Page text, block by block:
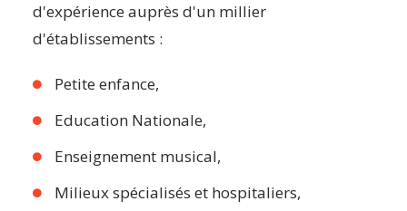
d'expérience auprès d'un millier
d'établissements :
Petite enfance,
Education Nationale,
Enseignement musical,
Milieux spécialisés et hospitaliers,